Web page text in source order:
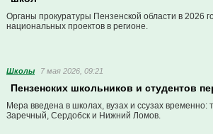
Органы прокуратуры Пензенской области в 2026
национальных проектов в регионе.
Школы 7 мая 2026, 09:21
Пензенских школьников и студентов
Мера введена в школах, вузах и ссузах
Заречный, Сердобск и Нижний Ломов.